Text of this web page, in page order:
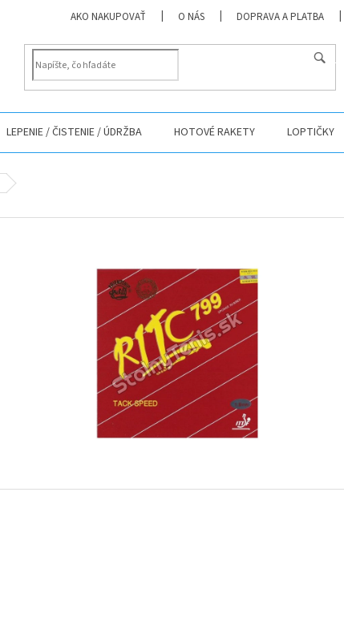
AKO NAKUPOVAŤ O NÁS DOPRAVA A PLATBA
LEPENIE / ČISTENIE / ÚDRŽBA HOTOVÉ RAKETY LOPTIČKY